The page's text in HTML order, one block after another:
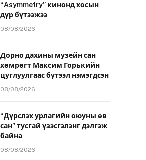
“Asymmetry” кинонд хосын
дүр бүтээжээ
08/08/2026
Дорно дахины музейн сан
хөмрөгт Максим Горькийн
цуглуулгаас бүтээл нэмэгдсэн
08/08/2026
“Дүрслэх урлагийн оюуны өв
сан” тусгай үзэсгэлэнг дэлгэж
байна
08/08/2026